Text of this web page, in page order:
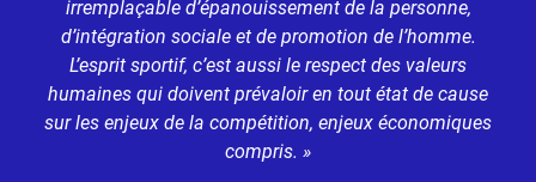
irremplaçable d’épanouissement de la personne,
d’intégration sociale et de promotion de l’homme.
L’esprit sportif, c’est aussi le respect des valeurs
humaines qui doivent prévaloir en tout état de cause
sur les enjeux de la compétition, enjeux économiques
compris. »